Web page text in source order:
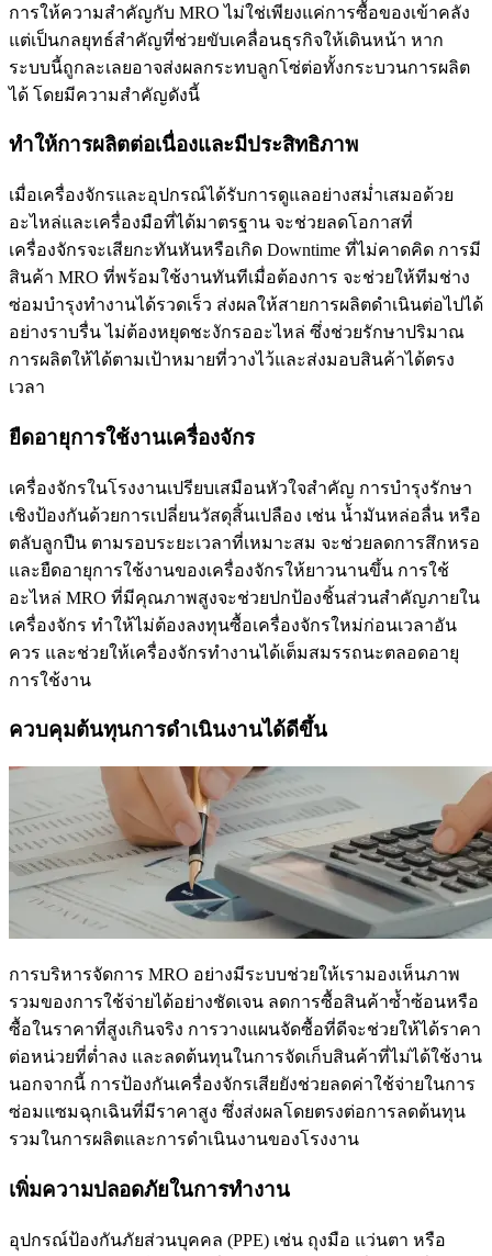
การให้ความสำคัญกับ MRO ไม่ใช่เพียงแค่การซื้อของเข้าคลัง
แต่เป็นกลยุทธ์สำคัญที่ช่วยขับเคลื่อนธุรกิจให้เดินหน้า หาก
ระบบนี้ถูกละเลยอาจส่งผลกระทบลูกโซ่ต่อทั้งกระบวนการผลิต
ได้ โดยมีความสำคัญดังนี้
ทำให้การผลิตต่อเนื่องและมีประสิทธิภาพ
เมื่อเครื่องจักรและอุปกรณ์ได้รับการดูแลอย่างสม่ำเสมอด้วย
อะไหล่และเครื่องมือที่ได้มาตรฐาน จะช่วยลดโอกาสที่
เครื่องจักรจะเสียกะทันหันหรือเกิด Downtime ที่ไม่คาดคิด การมี
สินค้า MRO ที่พร้อมใช้งานทันทีเมื่อต้องการ จะช่วยให้ทีมช่าง
ซ่อมบำรุงทำงานได้รวดเร็ว ส่งผลให้สายการผลิตดำเนินต่อไปได้
อย่างราบรื่น ไม่ต้องหยุดชะงักรออะไหล่ ซึ่งช่วยรักษาปริมาณ
การผลิตให้ได้ตามเป้าหมายที่วางไว้และส่งมอบสินค้าได้ตรง
เวลา
ยืดอายุการใช้งานเครื่องจักร
เครื่องจักรในโรงงานเปรียบเสมือนหัวใจสำคัญ การบำรุงรักษา
เชิงป้องกันด้วยการเปลี่ยนวัสดุสิ้นเปลือง เช่น น้ำมันหล่อลื่น หรือ
ตลับลูกปืน ตามรอบระยะเวลาที่เหมาะสม จะช่วยลดการสึกหรอ
และยืดอายุการใช้งานของเครื่องจักรให้ยาวนานขึ้น การใช้
อะไหล่ MRO ที่มีคุณภาพสูงจะช่วยปกป้องชิ้นส่วนสำคัญภายใน
เครื่องจักร ทำให้ไม่ต้องลงทุนซื้อเครื่องจักรใหม่ก่อนเวลาอัน
ควร และช่วยให้เครื่องจักรทำงานได้เต็มสมรรถนะตลอดอายุ
การใช้งาน
ควบคุมต้นทุนการดำเนินงานได้ดีขึ้น
การบริหารจัดการ MRO อย่างมีระบบช่วยให้เรามองเห็นภาพ
รวมของการใช้จ่ายได้อย่างชัดเจน ลดการซื้อสินค้าซ้ำซ้อนหรือ
ซื้อในราคาที่สูงเกินจริง การวางแผนจัดซื้อที่ดีจะช่วยให้ได้ราคา
ต่อหน่วยที่ต่ำลง และลดต้นทุนในการจัดเก็บสินค้าที่ไม่ได้ใช้งาน
นอกจากนี้ การป้องกันเครื่องจักรเสียยังช่วยลดค่าใช้จ่ายในการ
ซ่อมแซมฉุกเฉินที่มีราคาสูง ซึ่งส่งผลโดยตรงต่อการลดต้นทุน
รวมในการผลิตและการดำเนินงานของโรงงาน
เพิ่มความปลอดภัยในการทำงาน
อุปกรณ์ป้องกันภัยส่วนบุคคล (PPE) เช่น ถุงมือ แว่นตา หรือ